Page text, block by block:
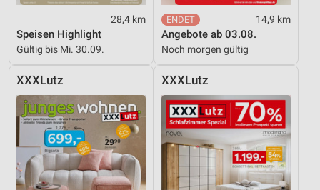
28,4 km
Speisen Highlight
Gültig bis Mi. 30.09.
14,9 km
Angebote ab 03.08.
Noch morgen gültig
XXXLutz XXXLutz